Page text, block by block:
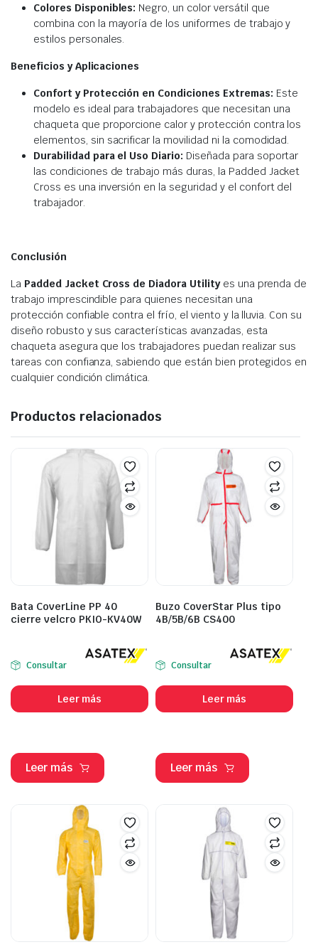
Colores Disponibles: Negro, un color versátil que
combina con la mayoría de los uniformes de trabajo y
estilos personales.
Beneficios y Aplicaciones
Confort y Protección en Condiciones Extremas: Este
modelo es ideal para trabajadores que necesitan una
chaqueta que proporcione calor y protección contra los
elementos, sin sacrificar la movilidad ni la comodidad.
Durabilidad para el Uso Diario: Diseñada para soportar
las condiciones de trabajo más duras, la Padded Jacket
Cross es una inversión en la seguridad y el confort del
trabajador.
Conclusión
La Padded Jacket Cross de Diadora Utilityes una prenda de
trabajo imprescindible para quienes necesitan una
protección confiable contra el frío, el viento y la lluvia. Con su
diseño robusto y sus características avanzadas, esta
chaqueta asegura que los trabajadores puedan realizar sus
tareas con confianza, sabiendo que están bien protegidos en
cualquier condición climática.
Productos relacionados
Bata CoverLine PP 40
cierre velcro PKIO-KV40W
Consultar
Leer más
Leer más
Buzo CoverStar Plus tipo
4B/5B/6B CS400
Consultar
Leer más
Leer más